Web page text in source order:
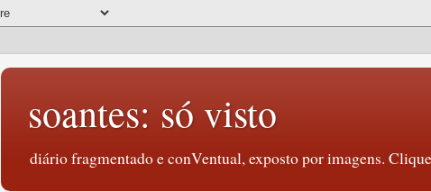
soantes: só visto
diário fragmentado e conVentual, exposto por imagens.